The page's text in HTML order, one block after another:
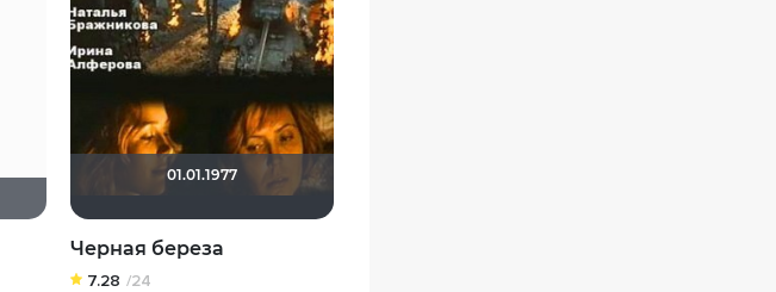
01.01.1977
Черная береза
7.28 /24